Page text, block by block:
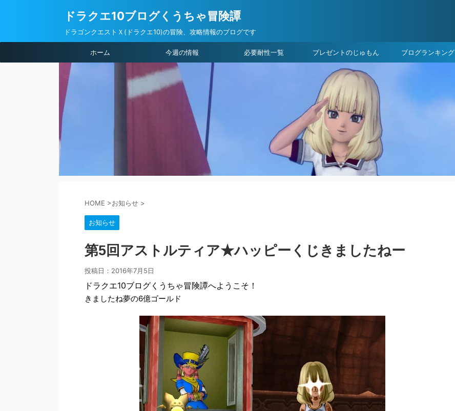
ドラクエ10ブログくうちゃ冒険譚
ドラゴンクエストＸ(ドラクエ10)の冒険、攻略情報のブログです
ホーム 今週の情報 必要耐性一覧 プレゼントのじゅもん ブログランキング
HOME >お知らせ >
お知らせ
第5回アストルティア★ハッピーくじきましたねー
投稿日： 2016年7月5日
ドラクエ10ブログくうちゃ冒険譚へようこそ！
きましたね夢の6億ゴールド